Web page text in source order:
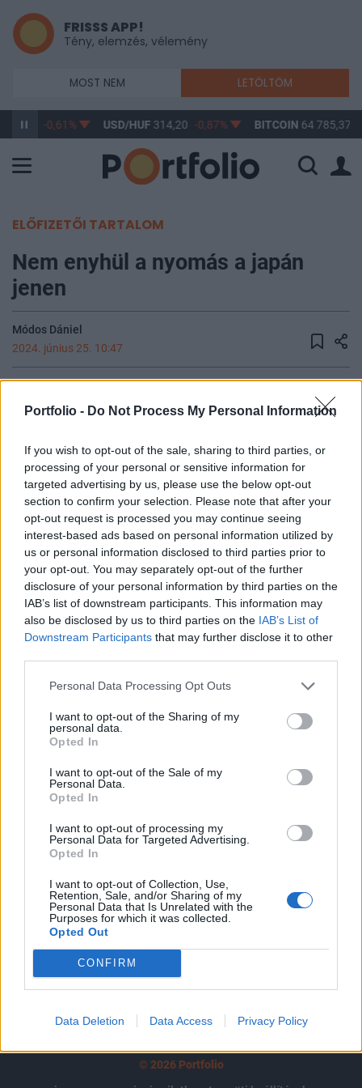
Portfolio - Do Not Process My Personal Information
If you wish to opt-out of the sale, sharing to third parties, or
processing of your personal or sensitive information for
targeted advertising by us, please use the below opt-out
section to confirm your selection. Please note that after your
opt-out request is processed you may continue seeing
interest-based ads based on personal information utilized by
us or personal information disclosed to third parties prior to
your opt-out. You may separately opt-out of the further
disclosure of your personal information by third parties on the
IAB’s list of downstream participants. This information may
also be disclosed by us to third parties on the IAB’s List of
Downstream Participants that may further disclose it to other
Personal Data Processing Opt Outs
I want to opt-out of the Sharing of my
personal data.
Opted In
I want to opt-out of the Sale of my
Personal Data.
Opted In
I want to opt-out of processing my
Personal Data for Targeted Advertising.
Opted In
I want to opt-out of Collection, Use,
Retention, Sale, and/or Sharing of my
Personal Data that Is Unrelated with the
Purposes for which it was collected.
Opted Out
CONFIRM
Data Deletion Data Access Privacy Policy
FRISSS APP!
Tény, elemzés, vélemény
MOST NEM LETÖLTÖM
-0,61% USD/HUF314,20 -0,87% BITCOIN64 785,37
ELŐFIZETŐI TARTALOM
Nem enyhül a nyomás a japán
jenen
Módos Dániel
2024. június 25. 10:47
japán jen az amerikai dollárral szemben, ha a
szereplők szerint a rövid távú jen intervenció
hatástalan maradhat.
Piaci szereplők szerint 1986 óta nem látott szintekre, akár
170-ig is gyengülhet a jen a dollárral szemben. Egyelőre
nem látni olyan eseményt, ami érdemben megtudná
változtatni a hangulatot a jennel szemben. Az eddigi
kisebb összegű, jen intervenciók nem voltak hatásos és a
deviza már 12%-ot gyengült idén a dollárral szemben.
Április, májusban több, mint 60 milliárd dollár...
KEDVES OLVASÓNK!
tartozik, melynek olvasása előfizetéses
regisztrációhoz kötött.
Az előfizetés a következőket tartalmazza:
Portfolio.hu teljes cikkarchívum
kötéslistái
Előfizetés
MÁR ELŐFIZETŐNK VAGY?
© 2026 Portfolio